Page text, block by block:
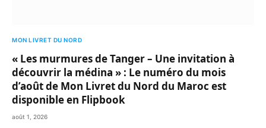
MON LIVRET DU NORD
« Les murmures de Tanger – Une invitation à
découvrir la médina » : Le numéro du mois
d’août de Mon Livret du Nord du Maroc est
disponible en Flipbook
août 1, 2026